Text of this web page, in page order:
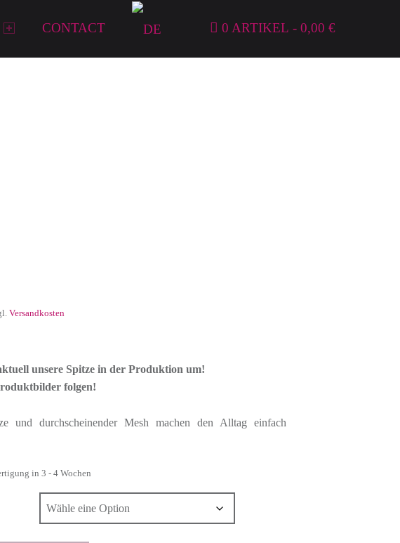
CONTACT 0 ARTIKEL 0,00 €
Versandkosten
unsere Spitze in der Produktion um!
folgen!
und durchscheinender Mesh machen den Alltag einfach
in 3 - 4 Wochen